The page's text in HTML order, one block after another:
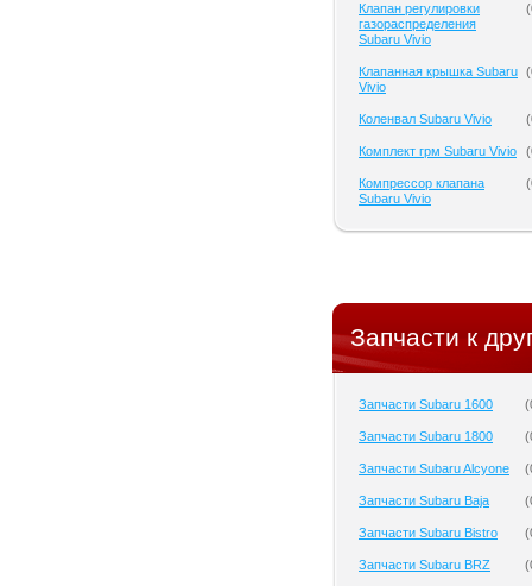
Клапан регулировки
газораспределения
Subaru Vivio
(
Клапанная крышка Subaru
Vivio
(
Коленвал Subaru Vivio (
Комплект грм Subaru Vivio (
Компрессор клапана
Subaru Vivio
(
Запчасти к
Запчасти Subaru 1600 (
Запчасти Subaru 1800 (
Запчасти Subaru Alcyone (
Запчасти Subaru Baja (
Запчасти Subaru Bistro (
Запчасти Subaru BRZ (